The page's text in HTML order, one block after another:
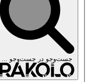
جست‌وجو در جست‌وجو ...